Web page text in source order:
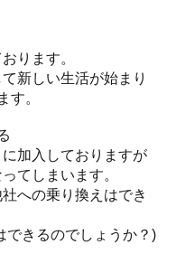
ります。
新しい生活が始まり
す。
加入しておりますが
てしまいます。
への乗り換えはでき
できるのでしょうか？)